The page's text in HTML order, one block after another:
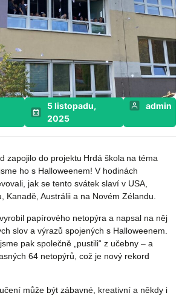
5 listopadu,
2025
admin
zapojilo do projektu Hrdá škola na téma
ho s Halloweenem! V hodinách
jak se tento svátek slaví v USA,
Kanadě, Austrálii a na Novém Zélandu.
papírového netopýra a napsal na něj
slov a výrazů spojených s Halloweenem.
pak společně „pustili“ z učebny – a
64 netopýrů , což je nový rekord
může být zábavné, kreativní a někdy i